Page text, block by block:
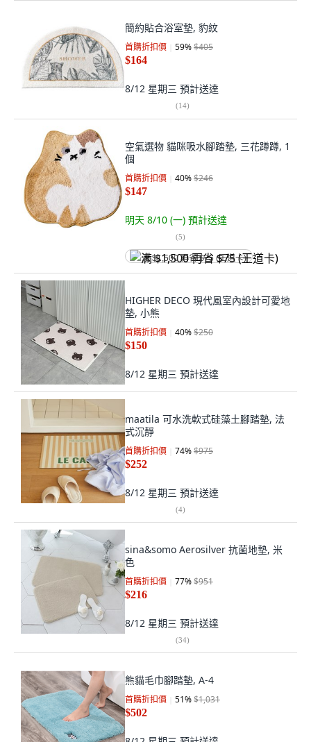
簡約貼合浴室墊, 豹紋
首購折扣價 59%$405
$164
8/12 星期三 預計送達
(14)
空氣選物 貓咪吸水腳踏墊, 三花蹲蹲, 1
個
首購折扣價 40%$246
$147
明天 8/10 (一) 預計送達
(5)
满 $1,500 再省 $75 (王道卡)
HIGHER DECO 現代風室內設計可愛地
墊, 小熊
首購折扣價 40%$250
$150
8/12 星期三 預計送達
maatila 可水洗軟式硅藻土腳踏墊, 法
式沉靜
首購折扣價 74%$975
$252
8/12 星期三 預計送達
(4)
sina&somo Aerosilver 抗菌地墊, 米
色
首購折扣價 77%$951
$216
8/12 星期三 預計送達
(34)
熊貓毛巾腳踏墊, A-4
首購折扣價 51%$1,031
$502